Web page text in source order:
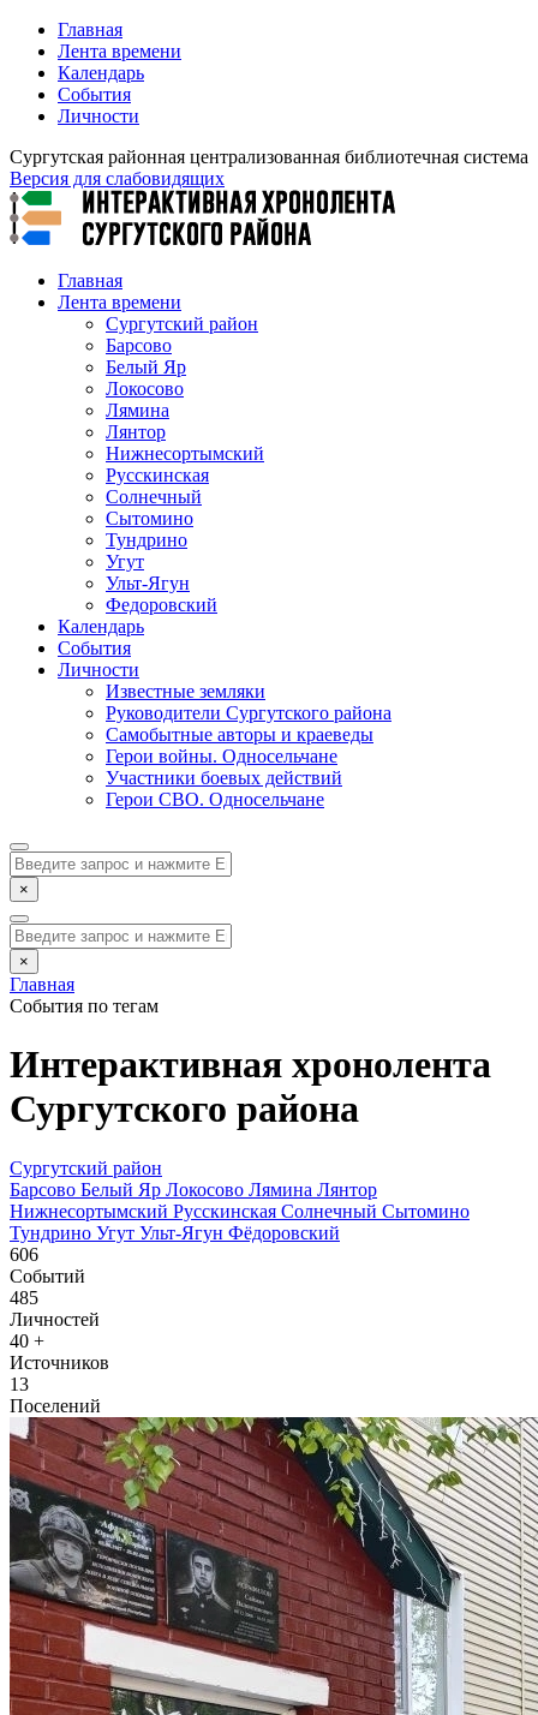
Главная
Лента времени
Календарь
События
Личности
Сургутская районная централизованная библиотечная система
Версия для слабовидящих
Главная
Лента времени
Сургутский район
Барсово
Белый Яр
Локосово
Лямина
Лянтор
Нижнесортымский
Русскинская
Солнечный
Сытомино
Тундрино
Угут
Ульт-Ягун
Федоровский
Календарь
События
Личности
Известные земляки
Руководители Сургутского района
Самобытные авторы и краеведы
Герои войны. Односельчане
Участники боевых действий
Герои СВО. Односельчане
×
×
Главная
События по тегам
Интерактивная хронолента
Сургутского района
Сургутский район
Барсово Белый Яр Локосово Лямина Лянтор
Нижнесортымский Русскинская Солнечный Сытомино
Тундрино Угут Ульт-Ягун Фёдоровский
606
Событий
485
Личностей
40 +
Источников
13
Поселений